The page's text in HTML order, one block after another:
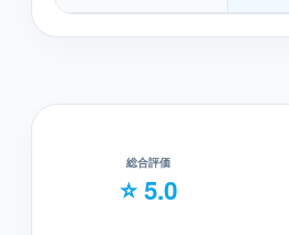
総合評価
⭐ 5.0